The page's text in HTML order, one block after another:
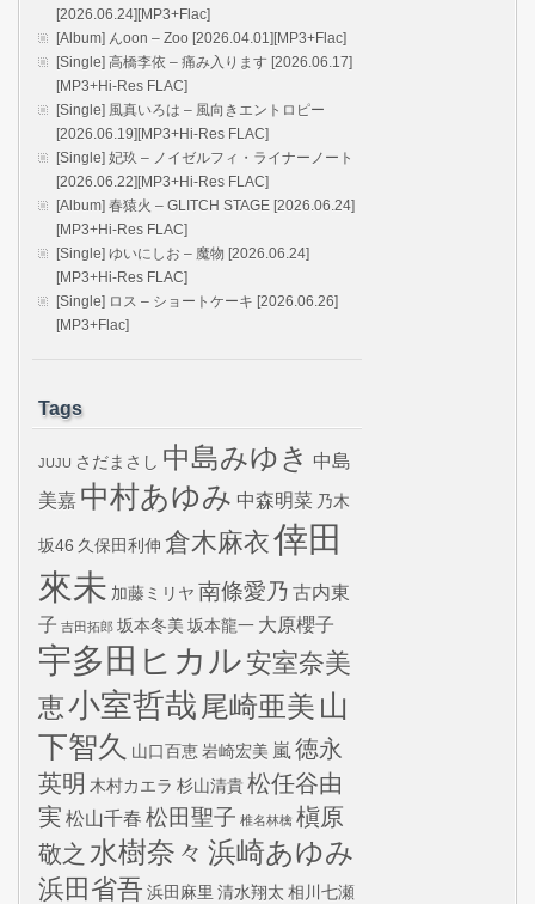
[2026.06.24][MP3+Flac]
[Album] んoon – Zoo [2026.04.01][MP3+Flac]
[Single] 高橋李依 – 痛み入ります [2026.06.17]
[MP3+Hi-Res FLAC]
[Single] 風真いろは – 風向きエントロピー
[2026.06.19][MP3+Hi-Res FLAC]
[Single] 妃玖 – ノイゼルフィ・ライナーノート
[2026.06.22][MP3+Hi-Res FLAC]
[Album] 春猿火 – GLITCH STAGE [2026.06.24]
[MP3+Hi-Res FLAC]
[Single] ゆいにしお – 魔物 [2026.06.24]
[MP3+Hi-Res FLAC]
[Single] ロス – ショートケーキ [2026.06.26]
[MP3+Flac]
Tags
JUJU さだまさし 中島みゆき 中島
美嘉 中村あゆみ 中森明菜 乃木
坂46 久保田利伸 倉木麻衣倖田
來未 加藤ミリヤ 南條愛乃 古内東
子 吉田拓郎 坂本冬美 坂本龍一 大原櫻子
宇多田ヒカル安室奈美
恵小室哲哉 尾崎亜美 山
下智久 山口百恵岩崎宏美 嵐 徳永
英明 木村カエラ 杉山清貴松任谷由
実 松山千春 松田聖子 椎名林檎 槇原
敬之 水樹奈々 浜崎あゆみ
浜田省吾 浜田麻里 清水翔太 相川七瀬